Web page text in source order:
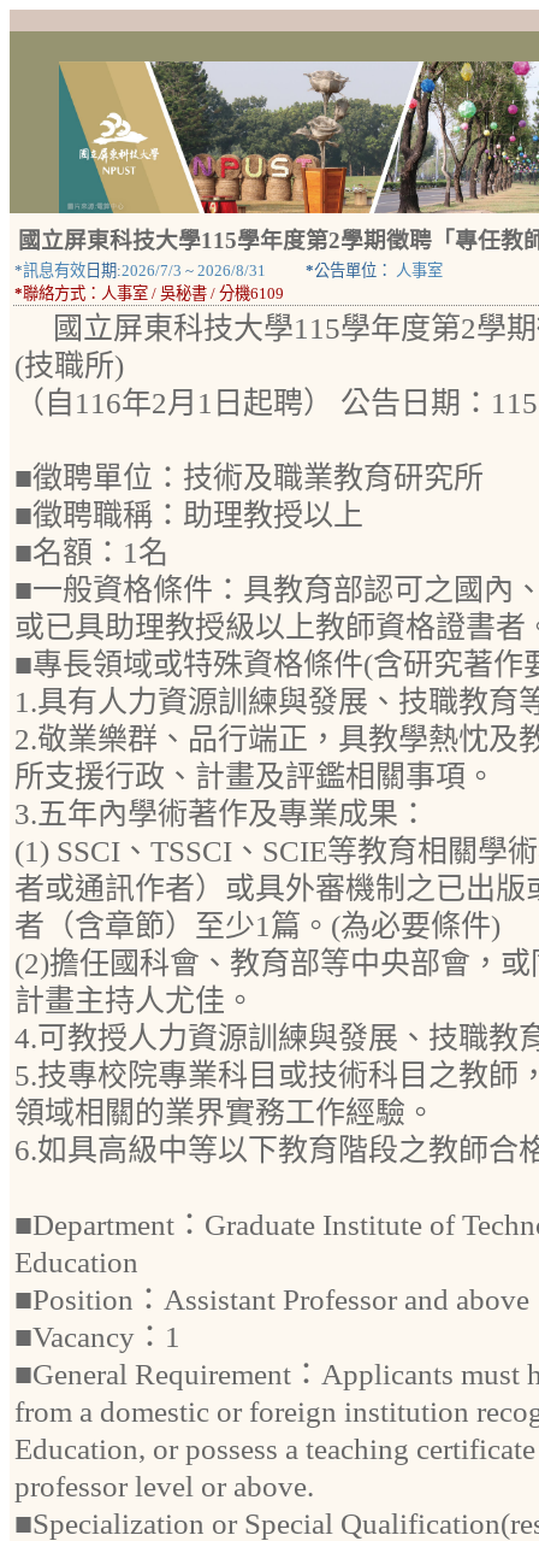
國立屏東科技大學115學年度第2學期徵聘「專任教
*訊息有效 日期:2026/7/3 ~ 2026/8/31 *公告單位： 人事室
*聯絡方式： 人事室 / 吳秘書 / 分機6109
國立屏東科技大學115學年度第2學
(技職所)
（自116年2月1日起聘） 公告日期：
■徵聘單位：技術及職業教育研究所
■徵聘職稱：助理教授以上
■名額：1名
■一般資格條件：具教育部認可之國內
或已具助理教授級以上教師資格證書者
■專長領域或特殊資格條件(含研究著作
1.具有人力資源訓練與發展、技職教育
2.敬業樂群、品行端正，具教學熱忱及
所支援行政、計畫及評鑑相關事項。
3.五年內學術著作及專業成果：
(1) SSCI、TSSCI、SCIE等教育相關學
者或通訊作者）或具外審機制之已出
者（含章節）至少1篇。(為必要條件)
(2)擔任國科會、教育部等中央部會，
計畫主持人尤佳。
4.可教授人力資源訓練與發展、技職教
5.技專校院專業科目或技術科目之教師
領域相關的業界實務工作經驗。
6.如具高級中等以下教育階段之教師合
■Department：Graduate Institute of
Education
■Position：Assistant Professor and above
■Vacancy：1
■General Requirement：Applicants must
from a domestic or foreign institution
Education, or possess a teaching
professor level or above.
■Specialization or Special